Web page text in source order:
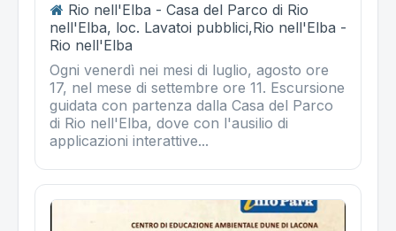
Rio nell'Elba - Casa del Parco di Rio
nell'Elba, loc. Lavatoi pubblici,Rio nell'Elba -
Rio nell'Elba
Ogni venerdì nei mesi di luglio, agosto ore
17, nel mese di settembre ore 11. Escursione
guidata con partenza dalla Casa del Parco
di Rio nell'Elba, dove con l'ausilio di
applicazioni interattive...